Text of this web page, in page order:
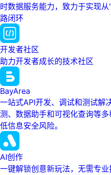
时数据服务能力，致力于实现从
路闭环
开发者社区
助力开发者成长的技术社区
BayArea
一站式API开发、调试和测试解
测、数据助手和可视化查询等
低信息安全风险。
AI创作
一键解锁创意新玩法，无需专